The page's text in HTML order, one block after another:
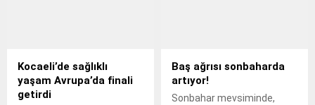
Kocaeli’de sağlıklı
yaşam Avrupa’da finali
getirdi
Baş ağrısı sonbaharda
artıyor!
Sonbahar mevsiminde,